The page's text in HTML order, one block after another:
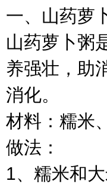
一、山药萝
山药萝卜粥
养强壮，助
消化。
材料：糯米
做法：
1、糯米和